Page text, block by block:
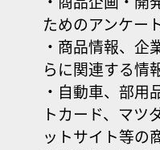
ためのアンケー
・商品情報、企
らに関連する情
・自動車、部用
トカード、マツ
ットサイト等の